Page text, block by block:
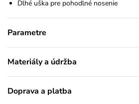
Dlhé uška pre pohodlné nosenie
Parametre
Materiály a údržba
Doprava a platba